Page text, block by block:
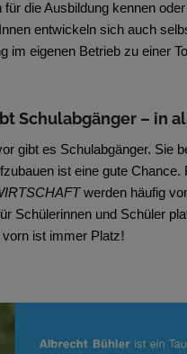
für die Ausbildung kennen
entwickeln sich auch
im eigenen Betrieb zu einer
Schulabgänger – in
gibt es Schulabgänger. Sie
ist eine gute
werden häufig
Schülerinnen und Schüler
ist immer Platz!